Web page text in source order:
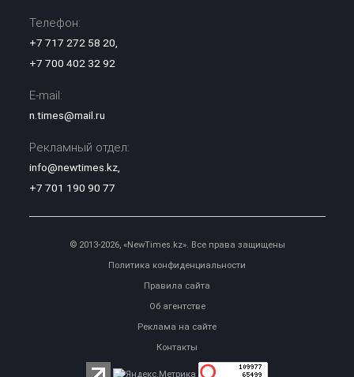
Телефон:
+7 717 272 58 20,
+7 700 402 32 92
E-mail:
n.times@mail.ru
Рекламный отдел:
info@newtimes.kz,
+7 701 190 90 77
© 2013-2026, «NewTimes.kz». Все права защищены
Политика конфиденциальности
Правила сайта
Об агентстве
Реклама на сайте
Контакты